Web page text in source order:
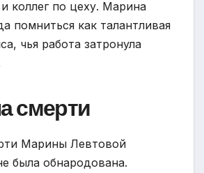
коллег по цеху. Марина
помниться как талантливая
чья работа затронула
смерти
Марины Левтовой
была обнародована.